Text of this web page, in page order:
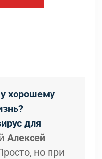
хорошему
для
Алексей
но при